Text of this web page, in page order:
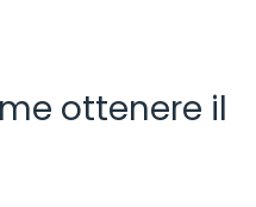
ottenere il